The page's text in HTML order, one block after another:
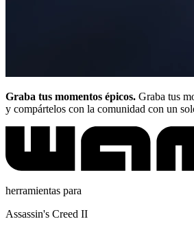
Graba tus momentos épicos. Graba tus
y compártelos con la comunidad con un
herramientas para
Assassin's Creed II